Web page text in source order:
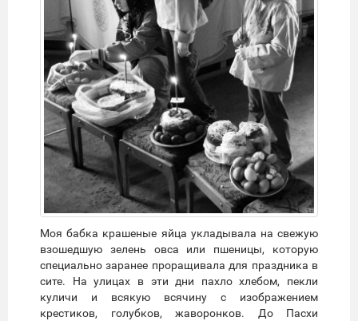
Моя бабка крашеные яйца укладывала на свежую
взошедшую зелень овса или пшеницы, которую
специально заранее проращивала для праздника в
сите. На улицах в эти дни пахло хлебом, пекли
куличи и всякую всячину с изображением
крестиков, голубков, жаворонков. До Пасхи